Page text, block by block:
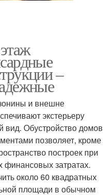
–
и внешне
экстерьеру
вид. Обустройство домов
позволяет, кроме
построек при
финансовых затратах.
около 60 квадратных
площади в обычном